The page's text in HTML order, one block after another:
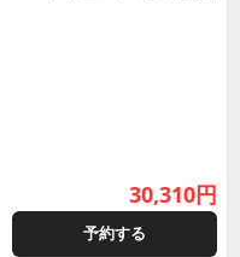
30,310円
予約する